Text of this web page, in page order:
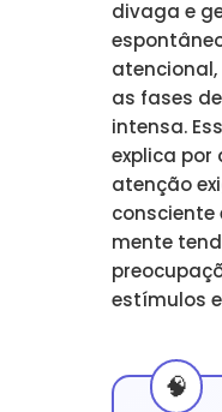
divaga e
as fases
intensa.
explica por
atenção
consciente
mente
estímulos